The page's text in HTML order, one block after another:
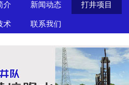
介 新闻动态 打井项目
术 联系我们